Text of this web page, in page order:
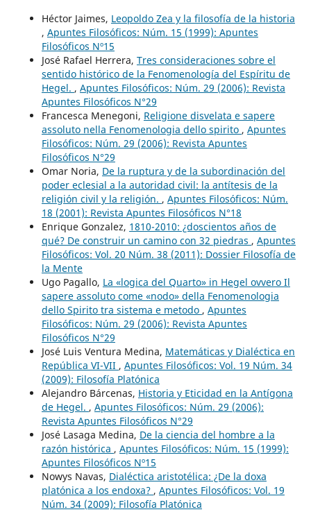
Héctor Jaimes, Leopoldo Zea y la filosofía de la historia
, Apuntes Filosóficos: Núm. 15 (1999): Apuntes
Filosóficos Nº15
José Rafael Herrera, Tres consideraciones sobre el
sentido histórico de la Fenomenología del Espíritu de
Hegel. , Apuntes Filosóficos: Núm. 29 (2006): Revista
Apuntes Filosóficos N°29
Francesca Menegoni, Religione disvelata e sapere
assoluto nella Fenomenologia dello spirito , Apuntes
Filosóficos: Núm. 29 (2006): Revista Apuntes
Filosóficos N°29
Omar Noria, De la ruptura y de la subordinación del
poder eclesial a la autoridad civil: la antítesis de la
religión civil y la religión. , Apuntes Filosóficos: Núm.
18 (2001): Revista Apuntes Filosóficos N°18
Enrique Gonzalez, 1810-2010: ¿doscientos años de
qué? De construir un camino con 32 piedras , Apuntes
Filosóficos: Vol. 20 Núm. 38 (2011): Dossier Filosofía de
la Mente
Ugo Pagallo, La «logica del Quarto» in Hegel ovvero Il
sapere assoluto come «nodo» della Fenomenologia
dello Spirito tra sistema e metodo , Apuntes
Filosóficos: Núm. 29 (2006): Revista Apuntes
Filosóficos N°29
José Luis Ventura Medina, Matemáticas y Dialéctica en
República VI-VII , Apuntes Filosóficos: Vol. 19 Núm. 34
(2009): Filosofía Platónica
Alejandro Bárcenas, Historia y Eticidad en la Antígona
de Hegel. , Apuntes Filosóficos: Núm. 29 (2006):
Revista Apuntes Filosóficos N°29
José Lasaga Medina, De la ciencia del hombre a la
razón histórica , Apuntes Filosóficos: Núm. 15 (1999):
Apuntes Filosóficos Nº15
Nowys Navas, Dialéctica aristotélica: ¿De la doxa
platónica a los endoxa? , Apuntes Filosóficos: Vol. 19
Núm. 34 (2009): Filosofía Platónica